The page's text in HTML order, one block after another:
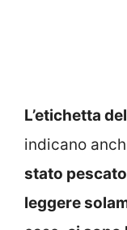
L’etichetta
indicano
stato pescato
leggere